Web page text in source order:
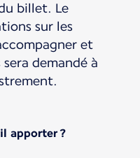
billet. Le
sur les
et
demandé à
apporter ?